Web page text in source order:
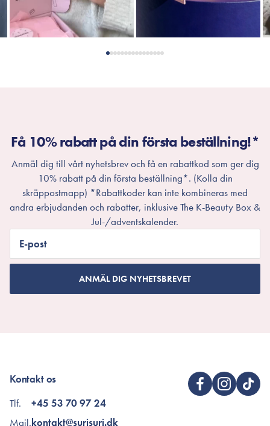
Få 10% rabatt på din första beställning!*
Anmäl dig till vårt nyhetsbrev och få en rabattkod som ger dig
10% rabatt på din första beställning*. (Kolla din
skräppostmapp) *Rabattkoder kan inte kombineras med
andra erbjudanden och rabatter, inklusive The K-Beauty Box &
Jul-/adventskalender.
E-post
ANMÄL DIG NYHETSBREVET
Kontakt os
Tlf.
Mail.
+45 53 70 97 24
kontakt@surisuri.dk